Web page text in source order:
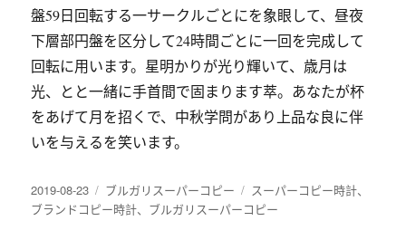
盤59日回転する一サークルごとにを象眼して、昼夜
下層部円盤を区分して24時間ごとに一回を完成して
回転に用います。星明かりが光り輝いて、歳月は
光、とと一緒に手首間で固まります萃。あなたが杯
をあげて月を招くで、中秋学問があり上品な良に伴
いを与えるを笑います。
发
布
2019-08-23
分
类
ブルガリスーパーコピー
标
签
スーパーコピー時計、
ブランドコピー時計、 ブルガリスーパーコピー